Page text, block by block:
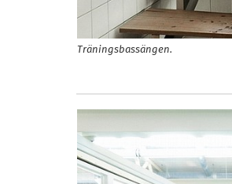
Träningsbassängen.